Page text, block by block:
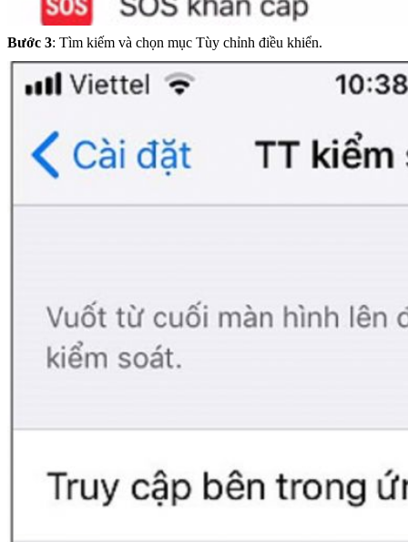
Bước 3: Tìm kiếm và chọn mục Tùy chỉnh điều khiển.